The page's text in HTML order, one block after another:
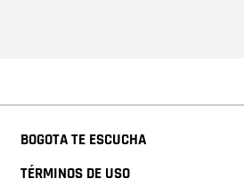
BOGOTA TE ESCUCHA
TÉRMINOS DE USO